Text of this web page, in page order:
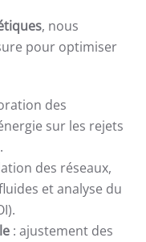
, nous
pour optimiser
des
sur les rejets
des réseaux,
et analyse du
: ajustement des